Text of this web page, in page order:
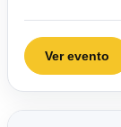
Ver evento